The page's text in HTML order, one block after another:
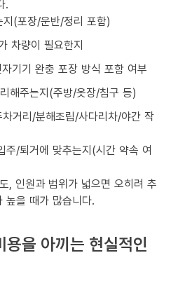
.
(포장/운반/정리 포함)
차량이 필요한지
자기기 완충 포장 방식 포함 여부
해주는지(주방/옷장/침구 등)
거리/분해조립/사다리차/야간 작
주/퇴거에 맞추는지(시간 약속 여
, 인원과 범위가 넓으면 오히려 추
높을 때가 많습니다.
을 아끼는 현실적인